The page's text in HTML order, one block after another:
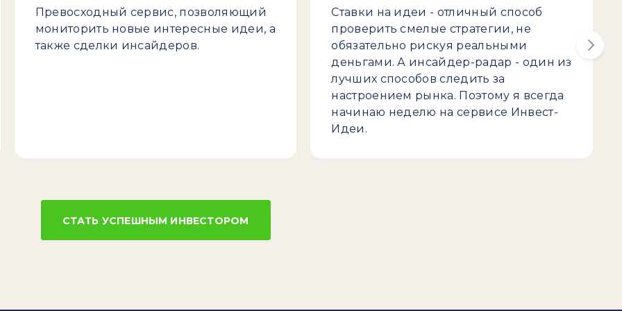
Превосходный сервис, позволяющий
мониторить новые интересные идеи, а
также сделки инсайдеров.
Ставки на идеи - отличный способ
проверить смелые стратегии, не
обязательно рискуя реальными
деньгами. А инсайдер-радар - один из
лучших способов следить за
настроением рынка. Поэтому я всегда
начинаю неделю на сервисе Инвест-
Идеи.
СТАТЬ УСПЕШНЫМ ИНВЕСТОРОМ